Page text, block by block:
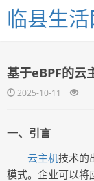
临县生活
基于eBPF的云
2025-10-11
一、引言
云主机技术的
模式。企业可以将